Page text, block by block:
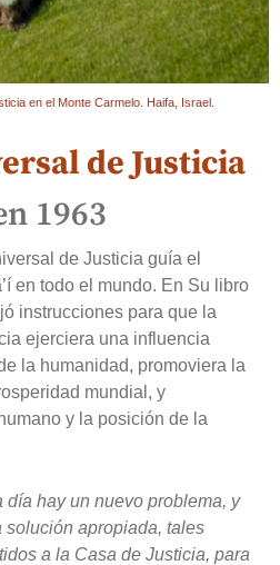
en el Monte Carmelo. Haifa, Israel.
de Justicia
1963
de Justicia guía el
en todo el mundo. En Su libro
instrucciones para que la
ejerciera una influencia
la humanidad, promoviera la
mundial, y
y la posición de la
día hay un nuevo problema, y
solución apropiada, tales
a la Casa de Justicia, para